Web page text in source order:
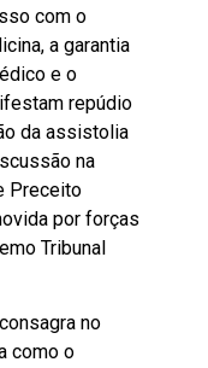
com o
a garantia
e o
repúdio
da assistolia
na
Preceito
por forças
Tribunal
no
como o